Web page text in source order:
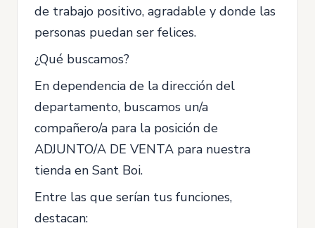
de trabajo positivo, agradable y donde las
personas puedan ser felices.
¿Qué buscamos?
En dependencia de la dirección del
departamento, buscamos un/a
compañero/a para la posición de
ADJUNTO/A DE VENTA para nuestra
tienda en Sant Boi.
Entre las que serían tus funciones,
destacan: